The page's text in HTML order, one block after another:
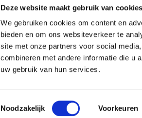
Deze website maakt gebruik van cookies
We gebruiken cookies om content en
bieden en om ons websiteverkeer te
site met onze partners voor social
combineren met andere informatie die u
uw gebruik van hun services.
Toestemmingsselectie
Noodzakelijk Voorkeuren
ÜBER
ÜNSERE
AKTUELL